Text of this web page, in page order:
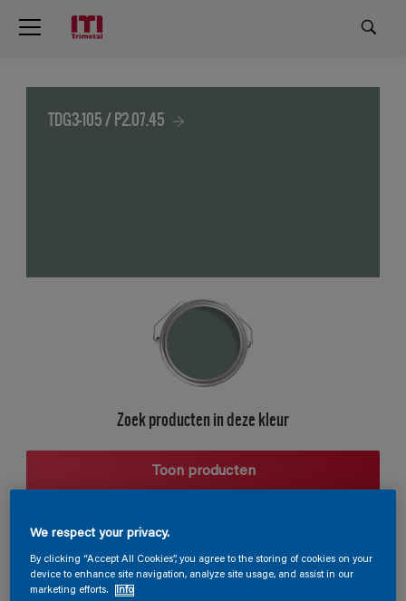
TDG3-105 / P2.07.45
Zoek producten in deze kleur
Toon producten
Harmonieuze suggestie
We respect your privacy.
By clicking “Accept All Cookies”, you agree to the storing of cookies on your
device to enhance site navigation, analyze site usage, and assist in our
marketing efforts.
Info